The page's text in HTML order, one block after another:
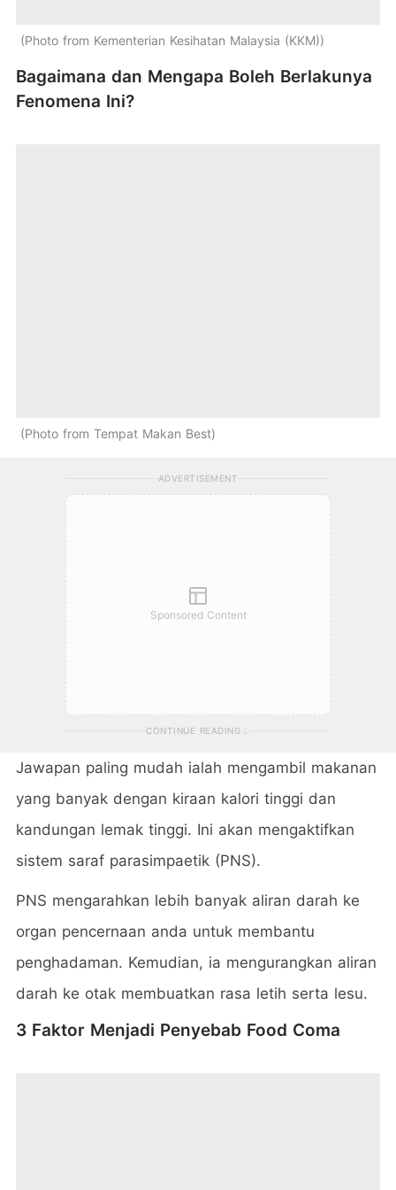
Photo from Kementerian Kesihatan Malaysia (KKM)
Bagaimana dan Mengapa Boleh Berlakunya
Fenomena Ini?
Photo from Tempat Makan Best
ADVERTISEMENT
Sponsored Content
CONTINUE READING
Jawapan paling mudah ialah mengambil makanan
yang banyak dengan kiraan kalori tinggi dan
kandungan lemak tinggi. Ini akan mengaktifkan
sistem saraf parasimpaetik (PNS).
PNS mengarahkan lebih banyak aliran darah ke
organ pencernaan anda untuk membantu
penghadaman. Kemudian, ia mengurangkan aliran
darah ke otak membuatkan rasa letih serta lesu.
3 Faktor Menjadi Penyebab Food Coma